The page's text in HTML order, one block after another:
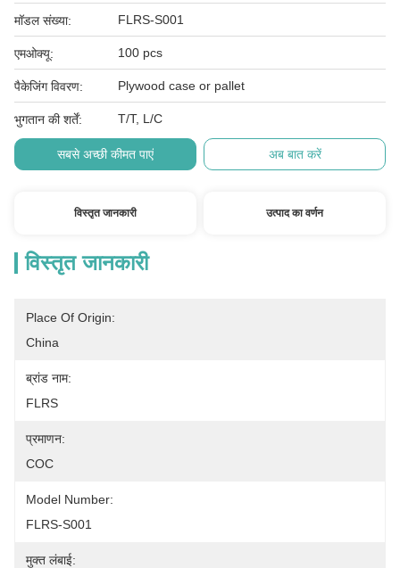
मॉडल संख्या: FLRS-S001
एमओक्यू: 100 pcs
पैकेजिंग विवरण: Plywood case or pallet
भुगतान की शर्तें: T/T, L/C
सबसे अच्छी कीमत पाएं अब बात करें
विस्तृत जानकारी उत्पाद का वर्णन
विस्तृत जानकारी
Place Of Origin:
China
ब्रांड नाम:
FLRS
प्रमाणन:
COC
Model Number:
FLRS-S001
मुक्त लंबाई: